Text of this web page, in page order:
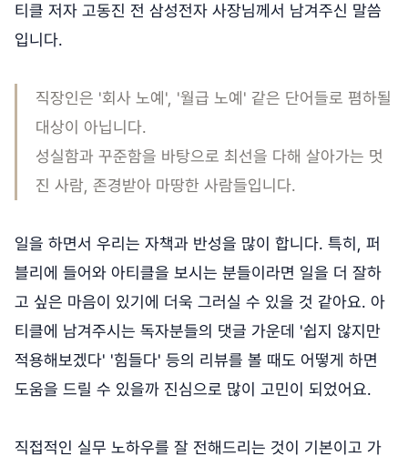
티클 저자 고동진 전 삼성전자 사장님께서 남겨주신 말씀
입니다.
직장인은 '회사 노예', '월급 노예' 같은 단어들로 폄하될
대상이 아닙니다.
성실함과 꾸준함을 바탕으로 최선을 다해 살아가는 멋
진 사람, 존경받아 마땅한 사람들입니다.
일을 하면서 우리는 자책과 반성을 많이 합니다. 특히, 퍼
블리에 들어와 아티클을 보시는 분들이라면 일을 더 잘하
고 싶은 마음이 있기에 더욱 그러실 수 있을 것 같아요. 아
티클에 남겨주시는 독자분들의 댓글 가운데 '쉽지 않지만
적용해보겠다' '힘들다' 등의 리뷰를 볼 때도 어떻게 하면
도움을 드릴 수 있을까 진심으로 많이 고민이 되었어요.
직접적인 실무 노하우를 잘 전해드리는 것이 기본이고 가